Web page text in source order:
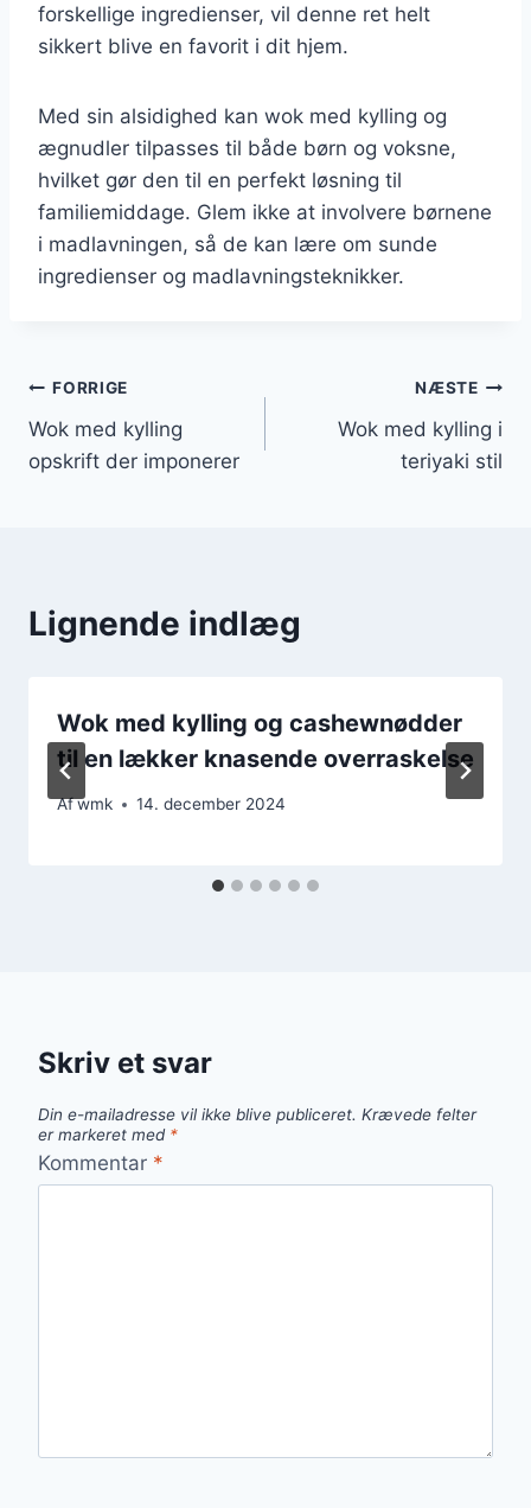
forskellige ingredienser, vil denne ret helt
sikkert blive en favorit i dit hjem.
Med sin alsidighed kan wok med kylling og
ægnudler tilpasses til både børn og voksne,
hvilket gør den til en perfekt løsning til
familiemiddage. Glem ikke at involvere børnene
i madlavningen, så de kan lære om sunde
ingredienser og madlavningsteknikker.
Indlægsnavigation
FORRIGE
Wok med kylling
opskrift der imponerer
NÆSTE
Wok med kylling i
teriyaki stil
Lignende indlæg
Wok med kylling og cashewnødder
til en lækker knasende overraskelse
Afwmk 14. december 2024
Skriv et svar
Din e-mailadresse vil ikke blive publiceret. Krævede felter
er markeret med *
Kommentar *